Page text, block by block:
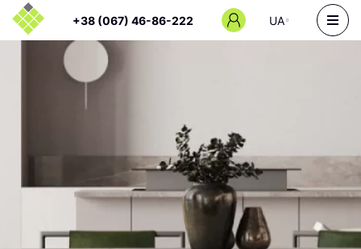
+38 (067) 46-86-222 UA